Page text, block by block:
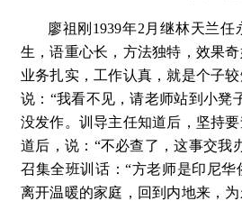
廖祖刚1939年2月继林天兰
生，语重心长，方法独特，效果
业务扎实，工作认真，就是个子
说：“我看不见，请老师站到小凳
没发作。训导主任知道后，坚持
道后，说：“不必查了，这事交我
召集全班训话：“方老师是印尼
离开温暖的家庭，回到内地来，